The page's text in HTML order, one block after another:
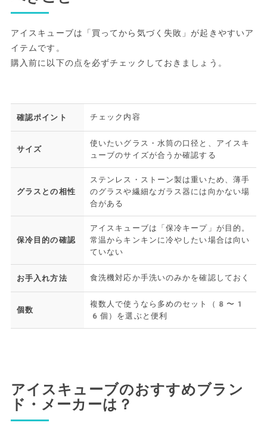
アイスキューブは「買ってから気づく失敗」が起きやすいア
イテムです。
購入前に以下の点を必ずチェックしておきましょう。
確認ポイント チェック内容
サイズ
使いたいグラス・水筒の口径と、アイスキ
ューブのサイズが合うか確認する
グラスとの相性
ステンレス・ストーン製は重いため、薄手
のグラスや繊細なガラス器には向かない場
合がある
保冷目的の確認
アイスキューブは「保冷キープ」が目的。
常温からキンキンに冷やしたい場合は向い
ていない
お手入れ方法 食洗機対応か手洗いのみかを確認しておく
個数
複数人で使うなら多めのセット（8〜1
6個）を選ぶと便利
アイスキューブのおすすめブラン
ド・メーカーは？